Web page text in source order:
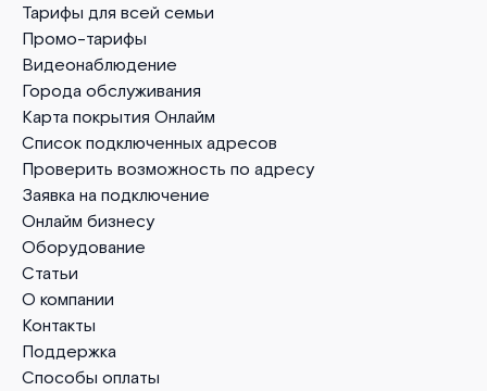
Тарифы для всей семьи
Промо-тарифы
Видеонаблюдение
Города обслуживания
Карта покрытия Онлайм
Список подключенных адресов
Проверить возможность по адресу
Заявка на подключение
Онлайм бизнесу
Оборудование
Статьи
О компании
Контакты
Поддержка
Способы оплаты